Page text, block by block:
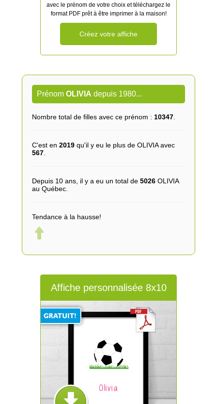
avec le prénom de votre choix et téléchargez le
format PDF prêt à être imprimer à la maison!
Créez votre affiche
Prénom OLIVIA depuis 1980...
Nombre total de filles avec ce prénom : 10347.
C'est en 2019qu'il y eu le plus de OLIVIA avec
567.
Depuis 10 ans, il y a eu un total de 5026OLIVIA
au Québec.
Tendance à la hausse!
Affiche personnalisée 8x10
Olivia